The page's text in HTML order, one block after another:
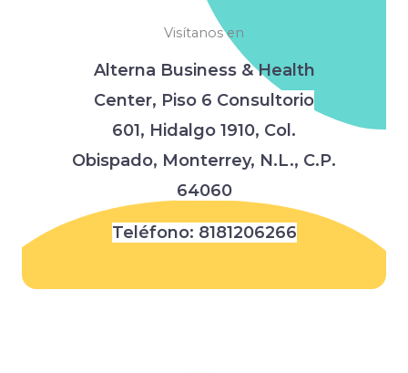
Visítanos en
Alterna Business & Health
Center, Piso 6 Consultorio
601, Hidalgo 1910, Col.
Obispado, Monterrey, N.L., C.P.
64060
Teléfono: 8181206266